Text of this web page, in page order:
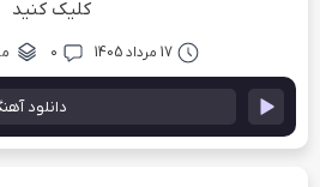
کلیک کنید
17 مرداد 1405 ۰
دانلود